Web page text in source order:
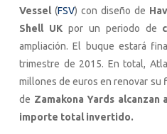
Vessel (FSV) con diseño de
Shell UK por un periodo de
ampliación. El buque estará
trimestre de 2015. En total,
millones de euros en renovar su
de Zamakona Yards
importe total invertido.